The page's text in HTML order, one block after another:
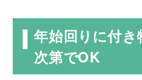
年始回りに付
次第でOK